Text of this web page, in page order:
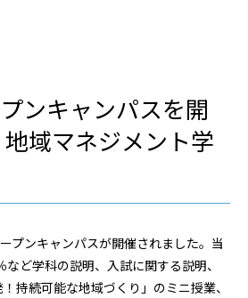
ンキャンパスを開
域マネジメント学
プンキャンパスが開催されました。当
など学科の説明、入試に関する説明、
持続可能な地域づくり」のミニ授業、